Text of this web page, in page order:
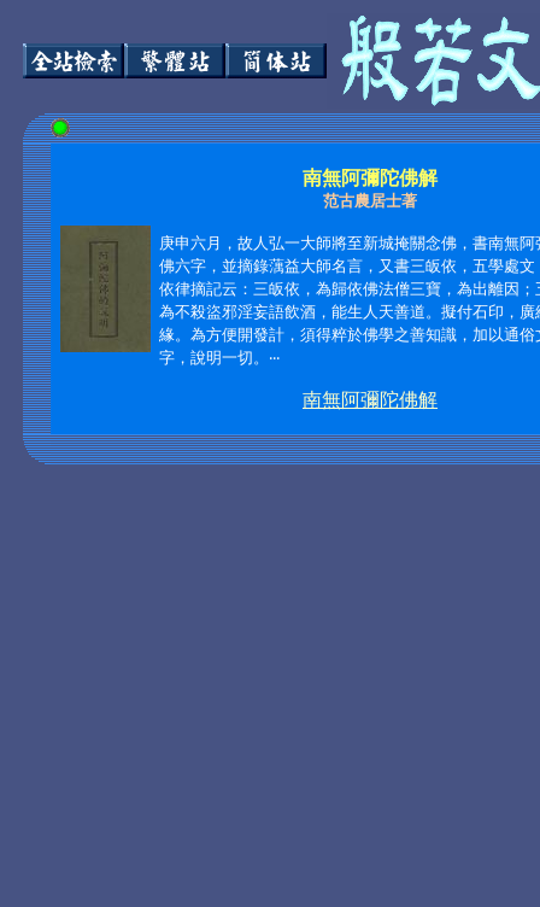
南無阿彌陀佛解
范古農居士著
庚申六月，故人弘一大師將至新城掩關念佛，書南無阿
佛六字，並摘錄蕅益大師名言，又書三皈依，五學處文
依律摘記云：三皈依，為歸依佛法僧三寶，為出離因；
為不殺盜邪淫妄語飲酒，能生人天善道。擬付石印，廣
緣。為方便開發計，須得粹於佛學之善知識，加以通俗
字，說明一切。‧‧‧
南無阿彌陀佛解